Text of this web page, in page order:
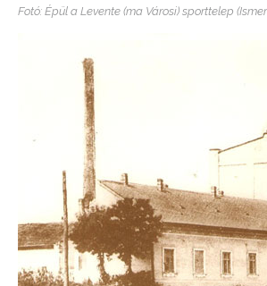
Fotó: Épül a Levente (ma Városi) sporttelep